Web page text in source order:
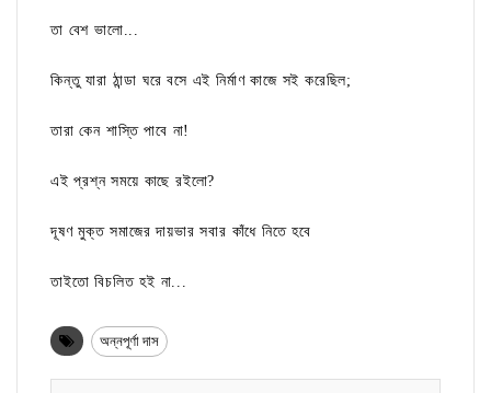
তা বেশ ভালো...
কিন্তু যারা ঠান্ডা ঘরে বসে এই নির্মাণ কাজে সই করেছিল;
তারা কেন শাস্তি পাবে না!
এই প্রশ্ন সময়ে কাছে রইলো?
দূষণ মুক্ত সমাজের দায়ভার সবার কাঁধে নিতে হবে
তাইতো বিচলিত হই না...
অন্নপূর্ণা দাস